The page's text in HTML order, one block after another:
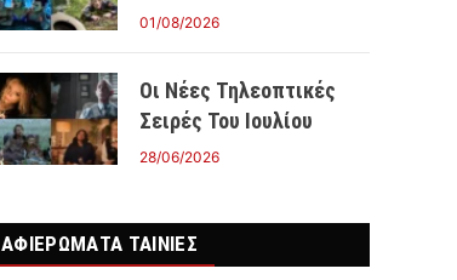
01/08/2026
Οι Νέες Τηλεοπτικές
Σειρές Του Ιουλίου
28/06/2026
ΑΦΙΕΡΩΜΑΤΑ ΤΑΙΝΊΕΣ